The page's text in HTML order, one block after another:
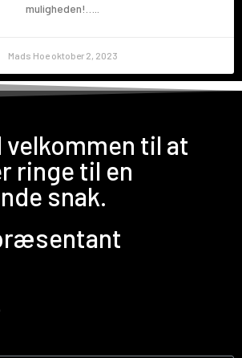
muligheden!…..
Mads Hoe oktober 2, 2023
velkommen til at
ringe til en
snak.